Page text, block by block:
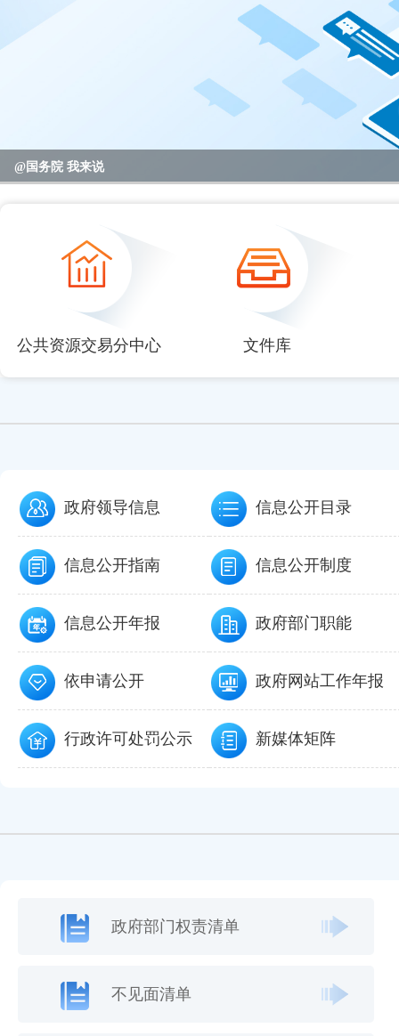
2023年度国务院推动高质量发展综合督查问题线索征集
公共资源交易分中心 文件库
政府领导信息 信息公开目录
信息公开指南 信息公开制度
信息公开年报 政府部门职能
依申请公开 政府网站工作年报
行政许可处罚公示 新媒体矩阵
政府部门权责清单
不见面清单